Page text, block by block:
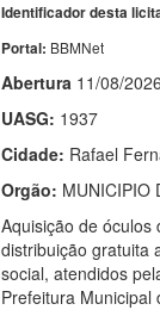
Identificador desta
Portal: BBMNet
Abertura 11/08/
UASG: 1937
Cidade: Rafael
Orgão: MUNICIPIO
Aquisição de
distribuição gratuita
social, atendidos
Prefeitura Municipal